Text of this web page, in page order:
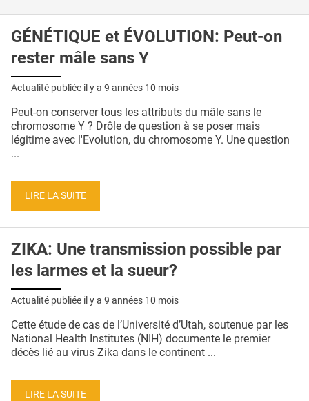
GÉNÉTIQUE et ÉVOLUTION: Peut-on
rester mâle sans Y
Actualité publiée il y a 9 années 10 mois
Peut-on conserver tous les attributs du mâle sans le
chromosome Y ? Drôle de question à se poser mais
légitime avec l'Evolution, du chromosome Y. Une question
...
LIRE LA SUITE
ZIKA: Une transmission possible par
les larmes et la sueur?
Actualité publiée il y a 9 années 10 mois
Cette étude de cas de l’Université d’Utah, soutenue par les
National Health Institutes (NIH) documente le premier
décès lié au virus Zika dans le continent ...
LIRE LA SUITE